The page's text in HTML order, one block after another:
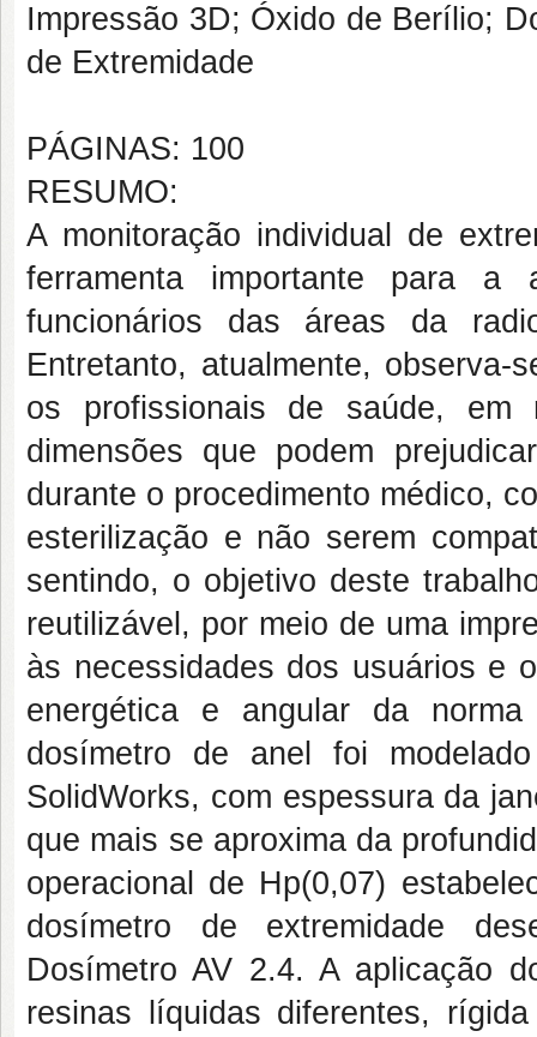
Impressão 3D; Óxido de Berílio;
de Extremidade
PÁGINAS: 100
RESUMO:
A monitoração individual de
ferramenta importante para a
funcionários das áreas da
Entretanto, atualmente,
os profissionais de saúde,
dimensões que podem
durante o procedimento médico,
esterilização e não serem
sentindo, o objetivo deste
reutilizável, por meio de uma
às necessidades dos usuários e
energética e angular da
dosímetro de anel foi
SolidWorks, com espessura da
que mais se aproxima da
operacional de Hp(0,07)
dosímetro de extremidade
Dosímetro AV 2.4. A aplicação
resinas líquidas diferentes,